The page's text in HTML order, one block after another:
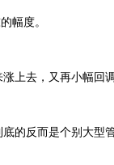
幅度。
涨上去，又再小幅回
的反而是个别大型管